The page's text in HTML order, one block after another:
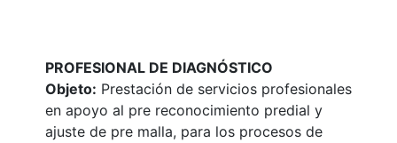
PROFESIONAL DE DIAGNÓSTICO
Objeto: Prestación de servicios profesionales
en apoyo al pre reconocimiento predial y
ajuste de pre malla, para los procesos de